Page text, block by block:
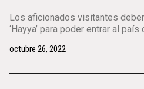
Los aficionados visitantes
‘Hayya’ para poder entrar al
octubre 26, 2022